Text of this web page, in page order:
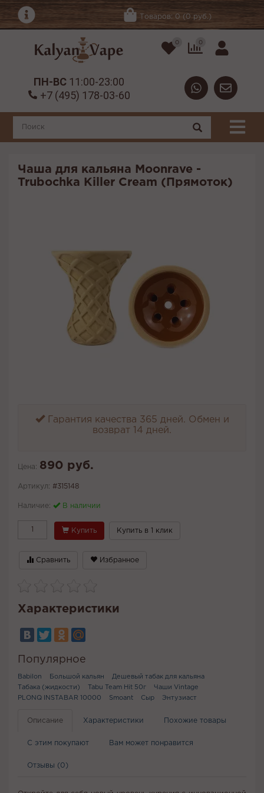
Товаров: 0 (0 руб.)
0 0
ПН-ВС 11:00-23:00
+7 (495) 178-03-60
Чаша для кальяна Moonrave -
Trubochka Killer Cream (Прямоток)
Гарантия качества 365 дней. Обмен и
возврат 14 дней.
Цена: 890 руб.
Артикул: #315148
Наличие: В наличии
Купить Купить в 1 клик
Сравнить Избранное
Характеристики
Популярное
Babilon Большой кальян
Дешевый табак для кальяна
Табака (жидкости)
Tabu Team Hit 50г
Чаши Vintage
PLONQ INSTABAR 10000
Smoant Сыр Энтузиаст
Описание Характеристики Похожие товары
С этим покупают Вам может понравится
Отзывы (0)